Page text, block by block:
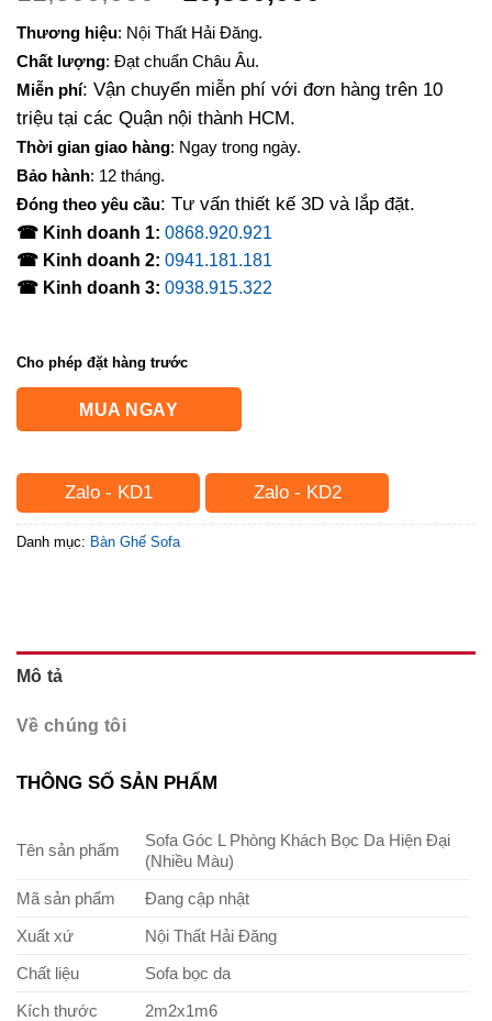
gốc
là:
11,500,000₫.
10,880,000₫.
Thương hiệu: Nội Thất Hải Đăng.
Chất lượng: Đạt chuẩn Châu Âu.
Miễn phí: Vận chuyển miễn phí với đơn hàng trên 10
triệu tại các Quận nội thành HCM.
Thời gian giao hàng: Ngay trong ngày.
Bảo hành: 12 tháng.
Đóng theo yêu cầu: Tư vấn thiết kế 3D và lắp đặt.
☎ Kinh doanh 1: 0868.920.921
☎ Kinh doanh 2: 0941.181.181
☎ Kinh doanh 3: 0938.915.322
Cho phép đặt hàng trước
MUA NGAY
Zalo - KD1 Zalo - KD2
Danh mục: Bàn Ghế Sofa
Mô tả
Về chúng tôi
THÔNG SỐ SẢN PHẨM
Tên sản phẩm
Sofa Góc L Phòng Khách Bọc Da Hiện Đại
(Nhiều Màu)
Mã sản phẩm
Đang cập nhật
Xuất xứ
Nội Thất Hải Đăng
Chất liệu
Sofa bọc da
Kích thước
2m2x1m6